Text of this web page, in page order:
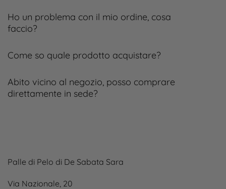
Ho un problema con il mio ordine, cosa
faccio?
Come so quale prodotto acquistare?
Abito vicino al negozio, posso comprare
direttamente in sede?
Palle di Pelo di De Sabata Sara
Via Nazionale, 20